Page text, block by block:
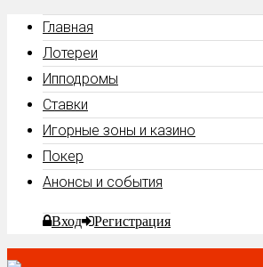
Главная
Лотереи
Ипподромы
Ставки
Игорные зоны и казино
Покер
Анонсы и события
Вход Регистрация